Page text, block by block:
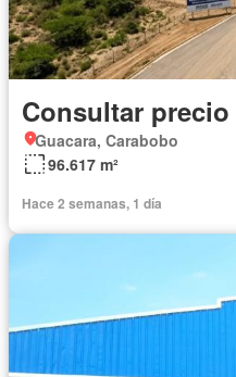
Consultar precio
Guacara, Carabobo
96.617 m²
Hace 2 semanas, 1 día